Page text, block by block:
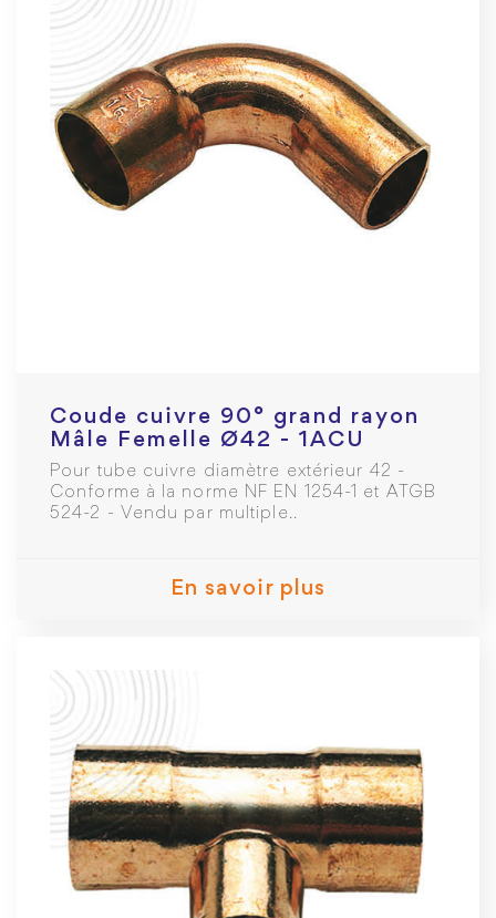
Coude cuivre 90° grand rayon
Mâle Femelle Ø42 - 1ACU
Pour tube cuivre diamètre extérieur 42 -
Conforme à la norme NF EN 1254-1 et ATGB
524-2 - Vendu par multiple..
En savoir plus